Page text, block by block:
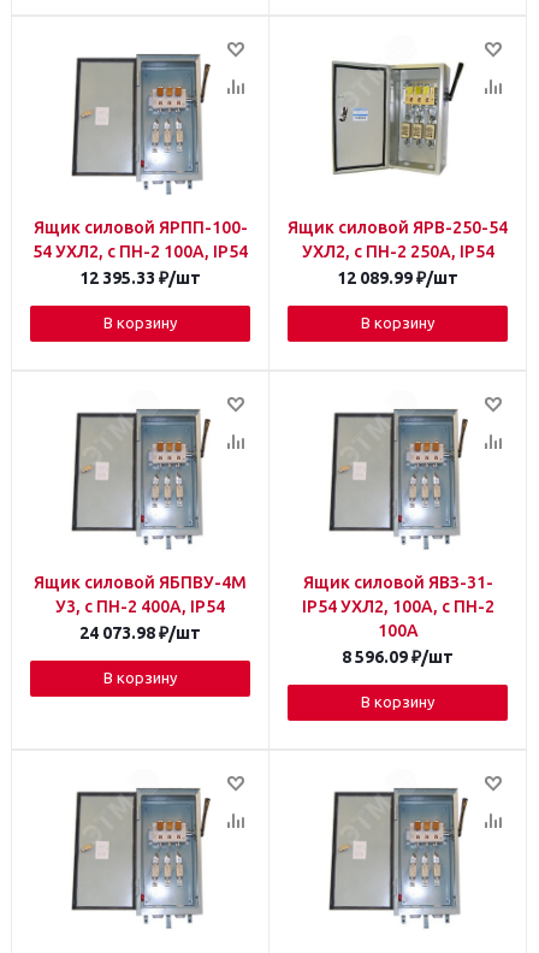
Ящик силовой ЯРПП-100-
54 УХЛ2, с ПН-2 100А, IP54
12 395.33 ₽/шт
В корзину
Ящик силовой ЯРВ-250-54
УХЛ2, с ПН-2 250А, IP54
12 089.99₽/шт
В корзину
Ящик силовой ЯБПВУ-4М
У3, с ПН-2 400А, IP54
24 073.98₽/шт
В корзину
Ящик силовой ЯВЗ-31-
IP54 УХЛ2, 100А, с ПН-2
100А
8 596.09₽/шт
В корзину